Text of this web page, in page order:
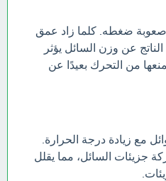
ضغطه. كلما زاد عمق
عن وزن السائل يؤثر
من التحرك بعيدًا عن
مع زيادة درجة الحرارة.
جزيئات السائل، مما يقلل